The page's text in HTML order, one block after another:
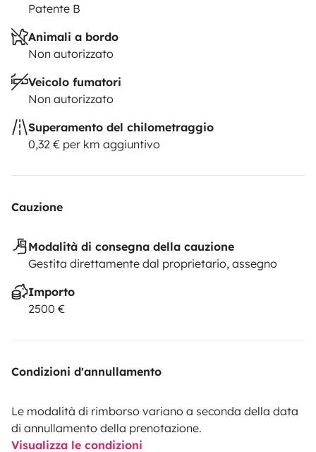
Patente B
Animali a bordo
Non autorizzato
Veicolo fumatori
Non autorizzato
Superamento del chilometraggio
0,32 € per km aggiuntivo
Cauzione
Modalità di consegna della cauzione
Gestita direttamente dal proprietario, assegno
Importo
2500 €
Condizioni d'annullamento
Le modalità di rimborso variano a seconda della data
di annullamento della prenotazione.
Visualizza le condizioni